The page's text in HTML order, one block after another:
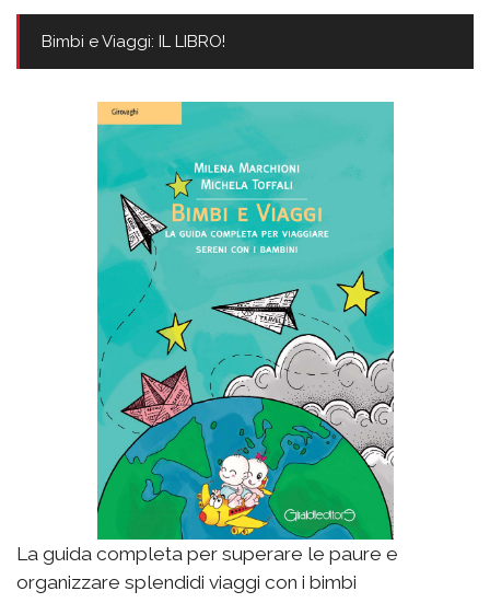
Bimbi e Viaggi: IL LIBRO!
La guida completa per superare le paure e
organizzare splendidi viaggi con i bimbi